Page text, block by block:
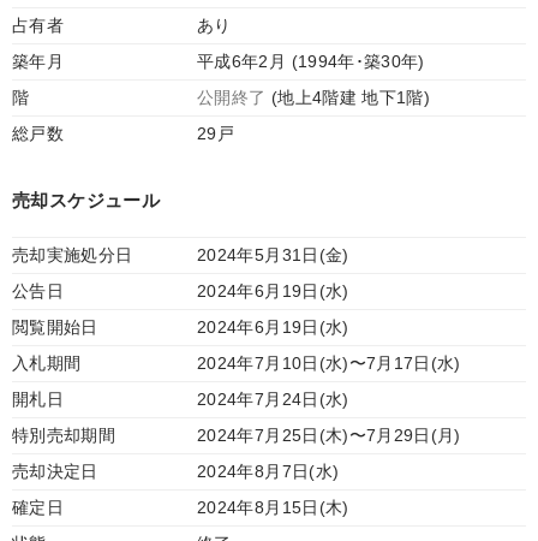
占有者
あり
築年月
平成6年2月 (1994年･築30年)
階
公開終了 (地上4階建 地下1階)
総戸数
29戸
売却スケジュール
売却実施処分日
2024年5月31日(金)
公告日
2024年6月19日(水)
閲覧開始日
2024年6月19日(水)
入札期間
2024年7月10日(水)〜7月17日(水)
開札日
2024年7月24日(水)
特別売却期間
2024年7月25日(木)〜7月29日(月)
売却決定日
2024年8月7日(水)
確定日
2024年8月15日(木)